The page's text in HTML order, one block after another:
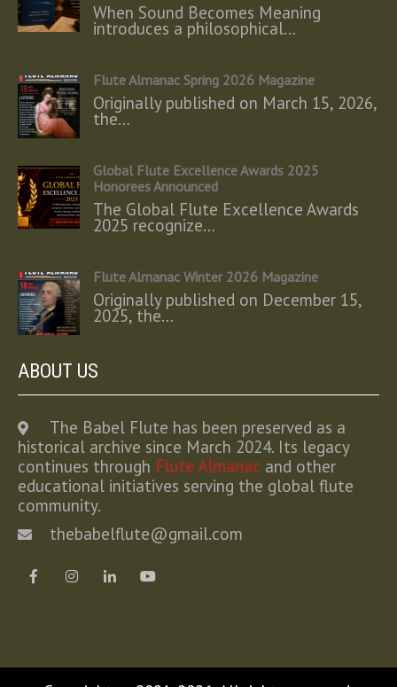
When Sound Becomes Meaning
introduces a philosophical…
Flute Almanac Spring 2026 Magazine
Originally published on March 15, 2026,
the…
Global Flute Excellence Awards 2025
Honorees Announced
The Global Flute Excellence Awards
2025 recognize…
Flute Almanac Winter 2026 Magazine
Originally published on December 15,
2025, the…
ABOUT US
The Babel Flute has been preserved as a
historical archive since March 2024. Its legacy
continues through Flute Almanac and other
educational initiatives serving the global flute
community.
thebabelflute@gmail.com